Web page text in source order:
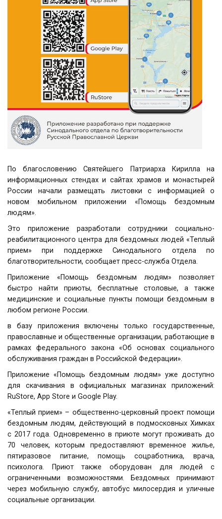
По благословению Святейшего Патриарха Кирилла на
информационных стендах и сайтах храмов и монастырей
России начали размещать листовки с информацией о
новом мобильном приложении «Помощь бездомным
людям».
Это приложение разработали сотрудники социально-
реабилитационного центра для бездомных людей «Теплый
прием» при поддержке Синодального отдела по
благотворительности, сообщает пресс-служба Отдела.
Приложение «Помощь бездомным людям» позволяет
быстро найти приюты, бесплатные столовые, а также
медицинские и социальные пункты помощи бездомным в
любом регионе России.
в базу приложения включены только государственные,
православные и общественные организации, работающие в
рамках федерального закона «Об основах социального
обслуживания граждан в Российской Федерации».
Приложение «Помощь бездомным людям» уже доступно
для скачивания в официальных магазинах приложений:
RuStore, App Store и Google Play.
«Теплый прием» – общественно-церковный проект помощи
бездомным людям, действующий в подмосковных Химках
с 2017 года. Одновременно в приюте могут проживать до
70 человек, которым предоставляют временное жилье,
пятиразовое питание, помощь соцработника, врача,
психолога. Приют также оборудован для людей с
ограниченными возможностями. Бездомных принимают
через мобильную службу, автобус милосердия и уличные
социальные организации.